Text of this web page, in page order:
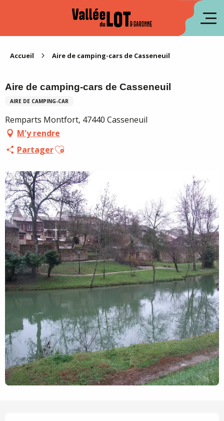
Accueil Aire de camping-cars de Casseneuil
Aire de camping-cars de Casseneuil
AIRE DE CAMPING-CAR
Remparts Montfort, 47440 Casseneuil
M'y rendre
PartagerAjouter aux favoris